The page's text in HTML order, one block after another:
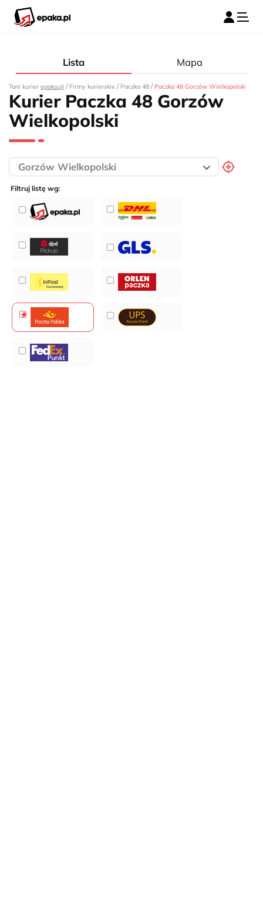
Lista Mapa
Tani kurier epaka.pl / Firmy kurierskie / Paczka 48 / Paczka 48 Gorzów Wielkopolski
Kurier Paczka 48 Gorzów
Wielkopolski
Filtruj listę wg: